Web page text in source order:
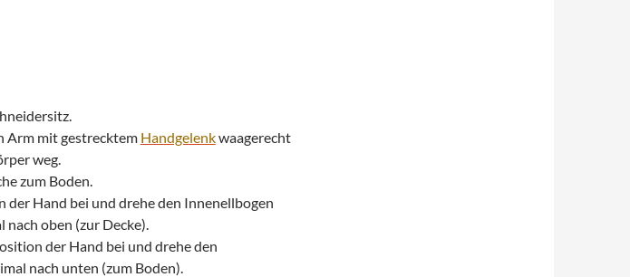
Arm mit gestrecktem Handgelenkwaagerecht
weg.
zum Boden.
der Hand bei und drehe den Innenellbogen
oben (zur Decke).
der Hand bei und drehe den
nach unten (zum Boden).